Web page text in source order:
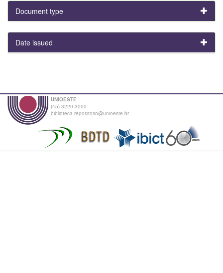
Document type
Date issued
UNIOESTE
(45) 3220-3000
biblioteca.repositorio@unioeste.br